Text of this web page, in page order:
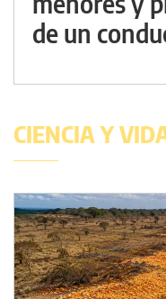
de un
CIENCIA Y